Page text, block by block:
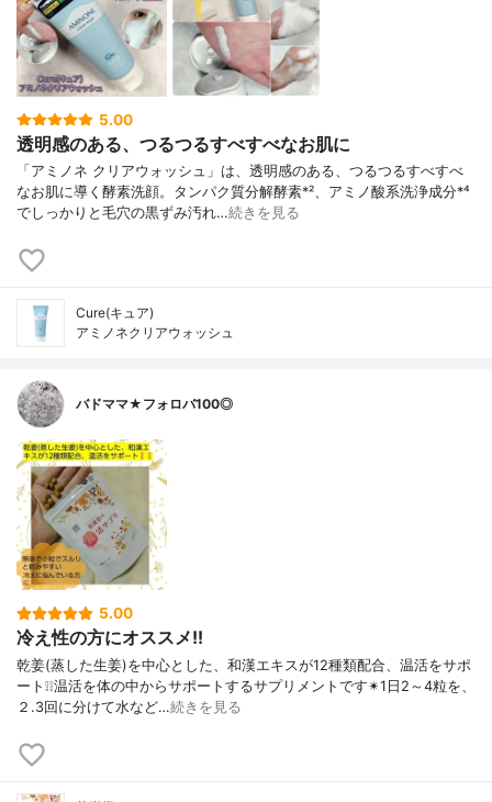
5.00
透明感のある、つるつるすべすべなお肌に
「アミノネ クリアウォッシュ」は、透明感のある、つるつるすべすべ
なお肌に導く酵素洗顔。タンパク質分解酵素*²、アミノ酸系洗浄成分*⁴
でしっかりと毛穴の黒ずみ汚れ…続きを見る
Cure(キュア)
アミノネクリアウォッシュ
バドママ★フォロバ100◎
5.00
冷え性の方にオススメ!!
乾姜(蒸した生姜)を中心とした、和漢エキスが12種類配合、温活をサポ
ート❕❕温活を体の中からサポートするサプリメントです✴1日2～4粒を、
２.3回に分けて水など…続きを見る